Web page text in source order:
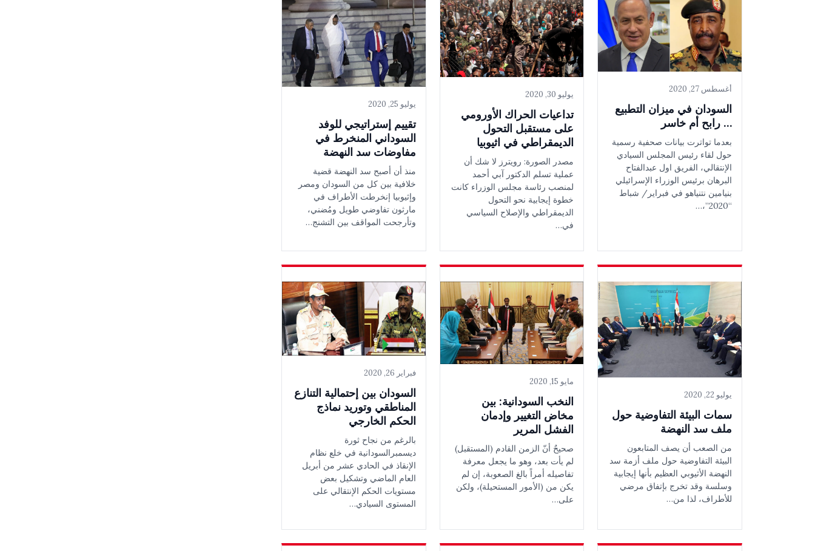
أغسطس 27, 2020
السودان في ميزان التطبيع
… رابح أم خاسر
بعدما تواترت بيانات صحفية رسمية
حول لقاء رئيس المجلس السيادي
الإنتقالي، الفريق اول عبدالفتاح
البرهان برئيس الوزراء الإسرائيلي
بنيامين نتنياهو في فبراير/ شباط
“2020”،…
يوليو 30, 2020
تداعيات الحراك الأورومي
على مستقبل التحول
الديمقراطي في اثيوبيا
مصدر الصورة: رويترز لا شك أن
عملية تسلم الدكتور آبي أحمد
لمنصب رئاسة مجلس الوزراء كانت
خطوة إيجابية نحو التحول
الديمقراطي والإصلاح السياسي
في…
يوليو 25, 2020
تقييم إستراتيجي للوفد
السوداني المنخرط في
مفاوضات سد النهضة
منذ أن أصبح سد النهضة قضية
خلافية بين كل من السودان ومصر
وإثيوبيا إنخرطت الأطراف في
مارثون تفاوضي طويل ومُضني،
وتأرجحت المواقف بين التشنج…
يوليو 22, 2020
سمات البيئة التفاوضية حول
ملف سد النهضة
من الصعب أن يصف المتابعون
البيئة التفاوضية حول ملف أزمة سد
النهضة الأثيوبي العظيم بأنها إيجابية
وسلسة وقد تخرج بإتفاق مرضي
للأطراف، لذا من…
مايو 15, 2020
النخب السودانية: بين
مخاض التغيير وإدمان
الفشل المرير
صحيحٌ أنّ الزمن القادم (المستقبل)
لم يأت بعد، وهو ما يجعل معرفة
تفاصيله أمراً بالغ الصعوبة، إن لم
يكن من (الأمور المستحيلة)، ولكن
على…
فبراير 26, 2020
السودان بين إحتمالية التنازع
المناطقي وتوريد نماذج
الحكم الخارجي
بالرغم من نجاح ثورة
ديسمبرالسودانية في خلع نظام
الإنقاذ في الحادي عشر من أبريل
العام الماضي وتشكيل بعض
مستويات الحكم الإنتقالي على
المستوى السيادي…